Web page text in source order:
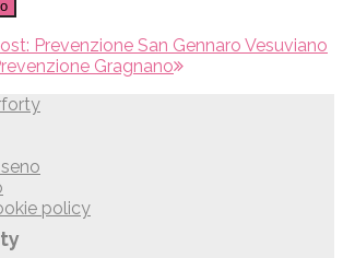
Prevenzione San Gennaro Vesuviano
Gragnano
policy